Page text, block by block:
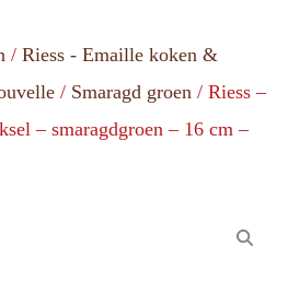
/ Riess - Emaille koken &
/ Smaragd groen / Riess –
– smaragdgroen – 16 cm –